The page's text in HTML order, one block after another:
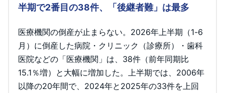
半期で2番目の38件、「後継者難」は最多
医療機関の倒産が止まらない。2026年上半期（1-6
月）に倒産した病院・クリニック（診療所）・歯科
医院などの「医療機関」は、38件（前年同期比
15.1％増）と大幅に増加した。上半期では、2006年
以降の20年間で、2024年と2025年の33件を上回